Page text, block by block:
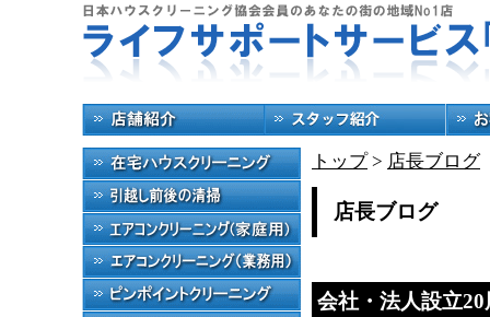
トップ> 店長ブログ
店長ブログ
会社・法人設立